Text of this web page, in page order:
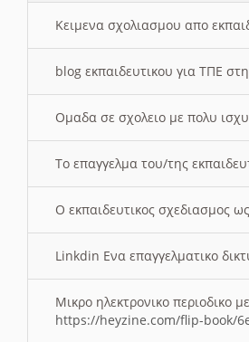
Κειμενα σχολιασμου απο
blog εκπαιδευτικου για ΤΠΕ
Ομαδα σε σχολειο με πολυ
Το επαγγελμα του/της
Ο εκπαιδευτικος σχεδιασμος
Linkdin Ενα επαγγελματικο
Μικρο ηλεκτρονικο περιοδικο
https://heyzine.com/flip-book/